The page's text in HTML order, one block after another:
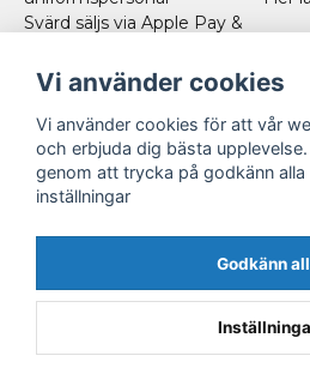
Svärd säljs via Apple Pay &
Norska kunder
Cookies
FÖLJ OSS
Facebook
Instagram
Youtube
Vi använder cookies
Vi använder cookies för att vår
och erbjuda dig bästa
genom att trycka på godkänn alla
inställningar
Godkänn